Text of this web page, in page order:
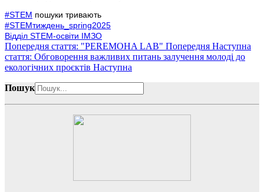
#STEM пошуки тривають
#STEMтиждень_spring2025
Відділ STEM-освіти ІМЗО
Попередня стаття: "PEREMOHA LAB" Попередня Наступна
стаття: Обговорення важливих питань залучення молоді до
екологічних проєктів Наступна
Пошук